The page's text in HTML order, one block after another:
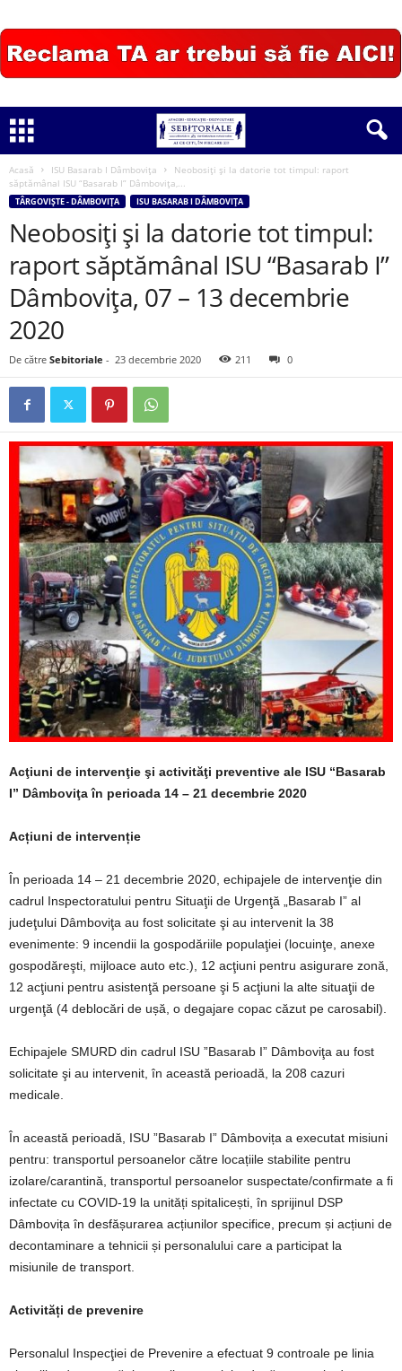
Acasă ISU Basarab I Dâmbovița
Neobosiți și la datorie tot timpul: raport
săptămânal ISU “Basarab I” Dâmboviţa,...
TÂRGOVIȘTE - DÂMBOVIȚA ISU BASARAB I DÂMBOVIȚA
Neobosiți și la datorie tot timpul:
raport săptămânal ISU “Basarab I”
Dâmboviţa, 07 – 13 decembrie
2020
De către Sebitoriale - 23 decembrie 2020 211 0
Acţiuni de intervenţie şi activităţi preventive ale ISU “Basarab
I” Dâmboviţa în perioada 14 – 21 decembrie 2020
Acțiuni de intervenție
În perioada 14 – 21 decembrie 2020, echipajele de intervenţie din
cadrul Inspectoratului pentru Situaţii de Urgenţă „Basarab I” al
judeţului Dâmboviţa au fost solicitate şi au intervenit la 38
evenimente: 9 incendii la gospodăriile populaţiei (locuinţe, anexe
gospodăreşti, mijloace auto etc.), 12 acţiuni pentru asigurare zonă,
12 acţiuni pentru asistenţă persoane şi 5 acţiuni la alte situaţii de
urgenţă (4 deblocări de ușă, o degajare copac căzut pe carosabil).
Echipajele SMURD din cadrul ISU ”Basarab I” Dâmboviţa au fost
solicitate şi au intervenit, în această perioadă, la 208 cazuri
medicale.
În această perioadă, ISU ”Basarab I” Dâmbovița a executat misiuni
pentru: transportul persoanelor către locațiile stabilite pentru
izolare/carantină, transportul persoanelor suspectate/confirmate a fi
infectate cu COVID-19 la unități spitalicești, în sprijinul DSP
Dâmbovița în desfășurarea acțiunilor specifice, precum și acțiuni de
decontaminare a tehnicii și personalului care a participat la
misiunile de transport.
Activități de prevenire
Personalul Inspecţiei de Prevenire a efectuat 9 controale pe linia